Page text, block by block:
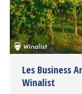
Les Business
Winalist